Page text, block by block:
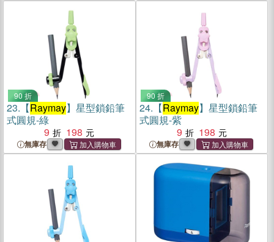
90 折
23. 【Raymay】星型鎖鉛筆
式圓規-綠
9
198
無庫存
90 折
24. 【Raymay】星型鎖鉛筆
式圓規-紫
9
198
無庫存